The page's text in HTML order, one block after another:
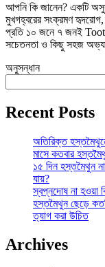
ক্ষয়ের
প্রাথমিক
লক্ষণগুলো
কী?
আপনি কি জানেন? একটি
মুখগহ্বরের সংক্রমণ হৃদরোগ,
প্রতি ১০ জনে ৭ জনই
সচেতনতা ও কিছু সহজ
অনুসন্ধান
Recent Posts
অতিরিক্ত
মাসে কতবার
১৫ দিন হস্তমৈথুন
যায়?
স্বপ্নদোষ না হওয়া
হস্তমৈথুন ছেড়ে
ত্যাগ করা উচিত
Archives